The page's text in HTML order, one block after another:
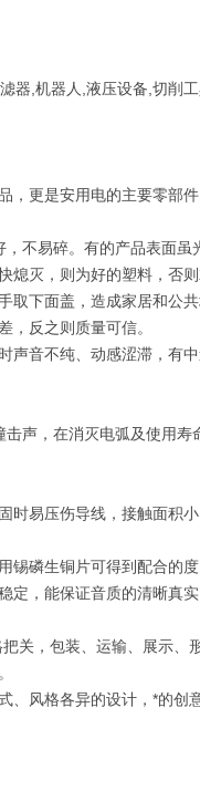
器,机器人,液压设备,切削
，更是安用电的主要零部
不易碎。有的产品表面虽
灭，则为好的塑料，否则
取下面盖，造成家居和公
，反之则质量可信。
声音不纯、动感涩滞，有
声，在消灭电弧及使用寿
时易压伤导线，接触面积
锡磷生铜片可得到配合的
，能保证音质的清晰真实
关，包装、运输、展示、
、风格各异的设计，*的创